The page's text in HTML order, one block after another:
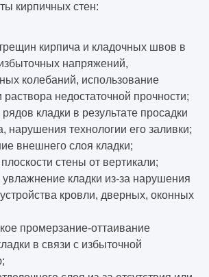
кирпичных стен:
кирпича и кладочных швов в
напряжений,
колебаний, использование
раствора недостаточной прочности;
кладки в результате просадки
нарушения технологии его заливки;
внешнего слоя кладки;
стены от вертикали;
увлажнение кладки из-за нарушения
кровли, дверных, оконных
промерзание-оттаивание
в связи с избыточной